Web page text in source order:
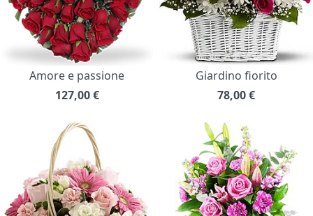
Amore e passione
127,00 €
Giardino fiorito
78,00€